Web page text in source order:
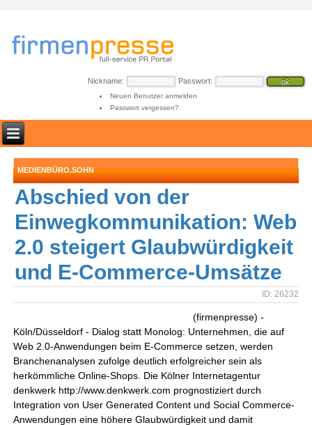
Nickname: Passwort:
Neuen Benutzer anmelden
Passwort vergessen?
MEDIENBÜRO.SOHN
Abschied von der
Einwegkommunikation: Web
2.0 steigert Glaubwürdigkeit
und E-Commerce-Umsätze
ID: 26232
(firmenpresse) -
Köln/Düsseldorf - Dialog statt Monolog: Unternehmen, die auf
Web 2.0-Anwendungen beim E-Commerce setzen, werden
Branchenanalysen zufolge deutlich erfolgreicher sein als
herkömmliche Online-Shops. Die Kölner Internetagentur
denkwerk http://www.denkwerk.com prognostiziert durch
Integration von User Generated Content und Social Commerce-
Anwendungen eine höhere Glaubwürdigkeit und damit